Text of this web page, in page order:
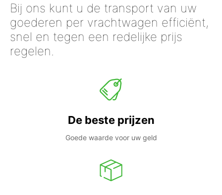
Bij ons kunt u de transport van uw
goederen per vrachtwagen efficiënt,
snel en tegen een redelijke prijs
regelen.
De beste prijzen
Goede waarde voor uw geld